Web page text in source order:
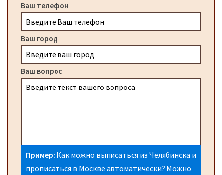
Ваш телефон
Ваш город
Ваш вопрос
Пример: Как можно выписаться из Челябинска и
прописаться в Москве автоматически? Можно